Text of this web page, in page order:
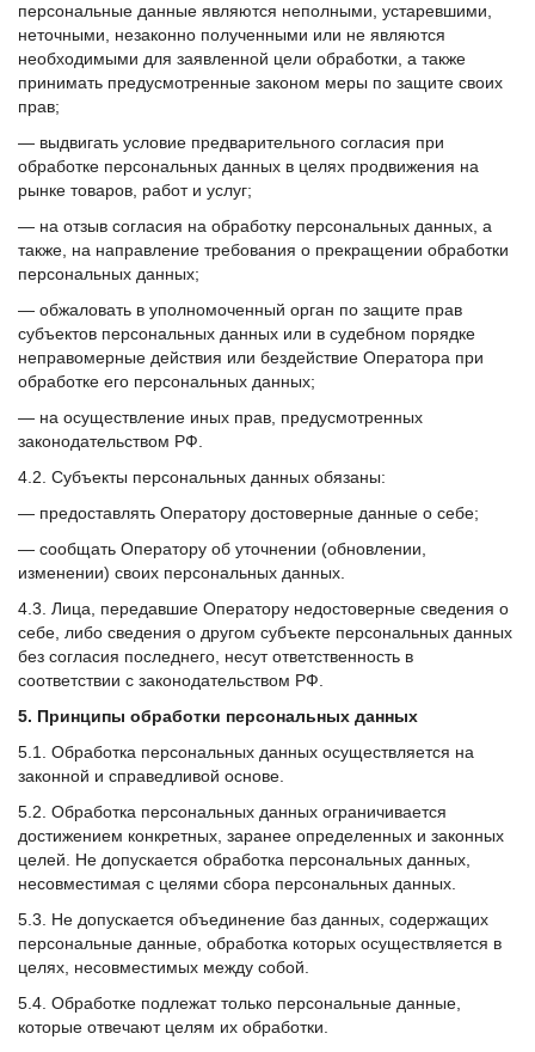
персональные данные являются неполными, устаревшими,
неточными, незаконно полученными или не являются
необходимыми для заявленной цели обработки, а также
принимать предусмотренные законом меры по защите своих
прав;
— выдвигать условие предварительного согласия при
обработке персональных данных в целях продвижения на
рынке товаров, работ и услуг;
— на отзыв согласия на обработку персональных данных, а
также, на направление требования о прекращении обработки
персональных данных;
— обжаловать в уполномоченный орган по защите прав
субъектов персональных данных или в судебном порядке
неправомерные действия или бездействие Оператора при
обработке его персональных данных;
— на осуществление иных прав, предусмотренных
законодательством РФ.
4.2. Субъекты персональных данных обязаны:
— предоставлять Оператору достоверные данные о себе;
— сообщать Оператору об уточнении (обновлении,
изменении) своих персональных данных.
4.3. Лица, передавшие Оператору недостоверные сведения о
себе, либо сведения о другом субъекте персональных данных
без согласия последнего, несут ответственность в
соответствии с законодательством РФ.
5. Принципы обработки персональных данных
5.1. Обработка персональных данных осуществляется на
законной и справедливой основе.
5.2. Обработка персональных данных ограничивается
достижением конкретных, заранее определенных и законных
целей. Не допускается обработка персональных данных,
несовместимая с целями сбора персональных данных.
5.3. Не допускается объединение баз данных, содержащих
персональные данные, обработка которых осуществляется в
целях, несовместимых между собой.
5.4. Обработке подлежат только персональные данные,
которые отвечают целям их обработки.